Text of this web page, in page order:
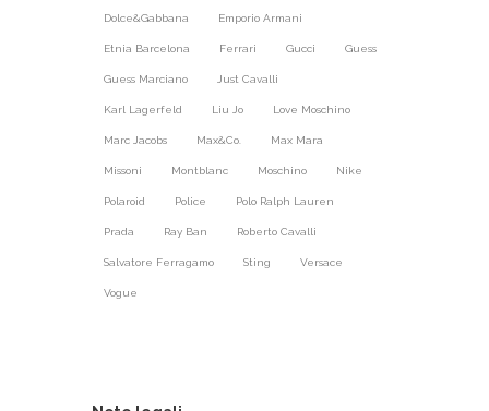
Dolce&Gabbana Emporio Armani
Etnia Barcelona Ferrari Gucci Guess
Guess Marciano Just Cavalli
Karl Lagerfeld Liu Jo Love Moschino
Marc Jacobs Max&Co. Max Mara
Missoni Montblanc Moschino Nike
Polaroid Police Polo Ralph Lauren
Prada Ray Ban Roberto Cavalli
Salvatore Ferragamo Sting Versace
Vogue